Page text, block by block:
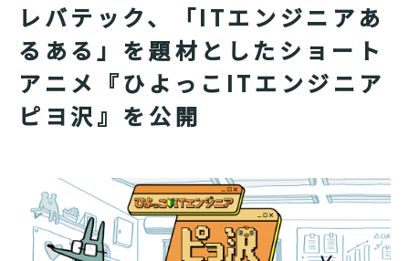
レバテック、「ITエンジニアあ
るある」を題材としたショート
アニメ『ひよっこITエンジニア
ピヨ沢』を公開